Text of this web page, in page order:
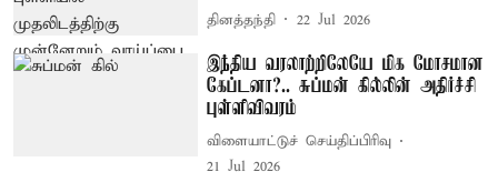
தினத்தந்தி 22 Jul 2026
இந்திய வரலாற்றிலேயே மிக மோசமான
கேப்டனா?.. சுப்மன் கில்லின் அதிர்ச்சி
புள்ளிவிவரம்
விளையாட்டுச் செய்திப்பிரிவு
21 Jul 2026